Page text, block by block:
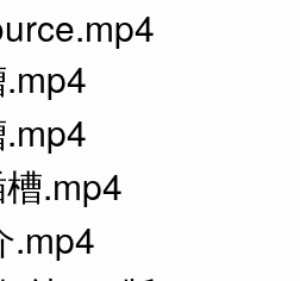
.mp4
.mp4